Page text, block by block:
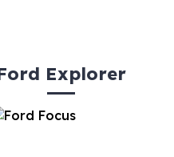
Explorer